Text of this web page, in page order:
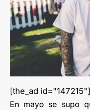
[the_ad id="147215"]
En mayo se supo